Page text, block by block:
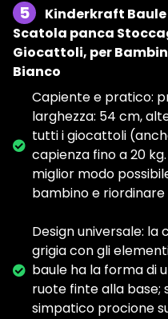
5
Kinderkraft Baule
Scatola panca
Giocattoli, per
Bianco
Capiente e pratico:
larghezza: 54 cm,
tutti i giocattoli
capienza fino a 20
miglior modo
bambino e
Design universale:
grigia con gli
baule ha la forma di
ruote finte alla base;
simpatico procione